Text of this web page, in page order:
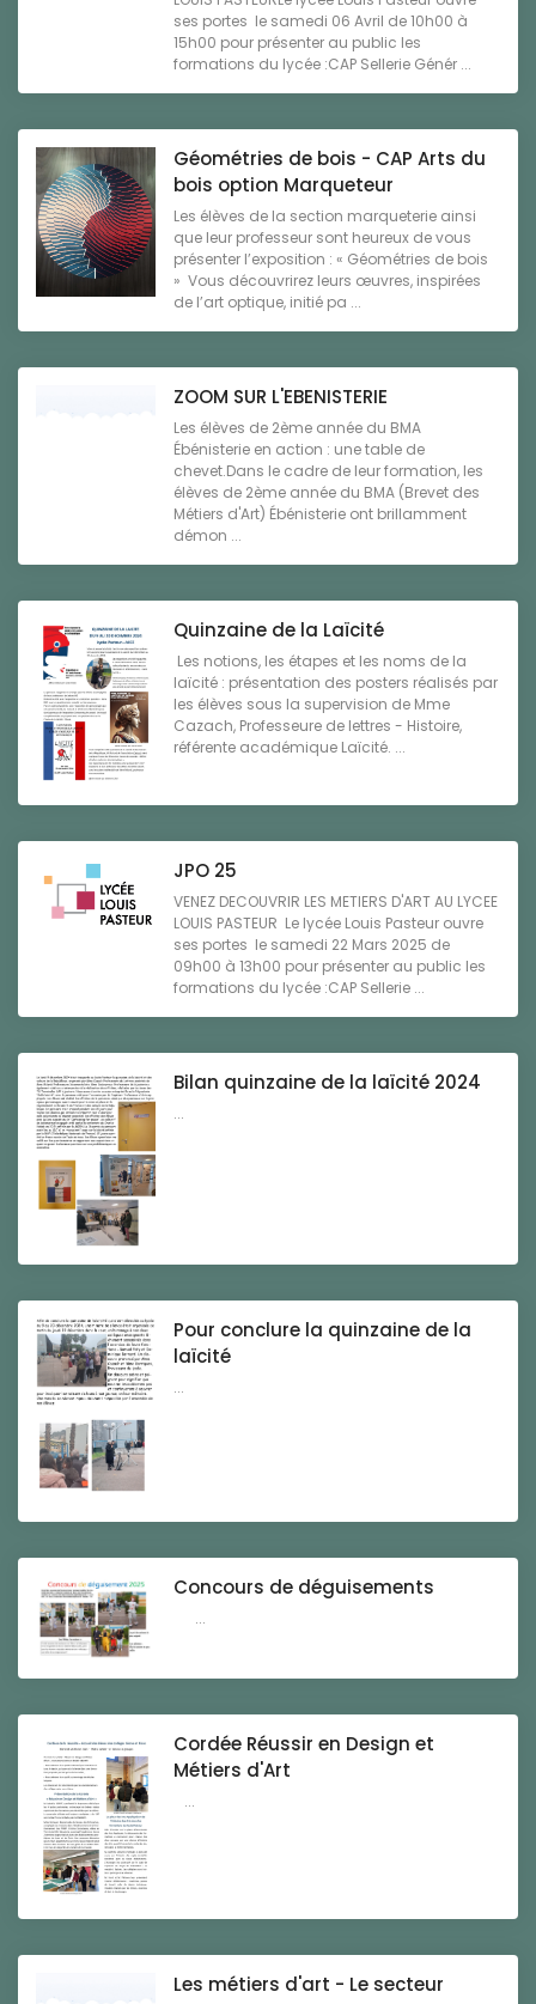
ses portes le samedi 06 Avril de 10h00 à
15h00 pour présenter au public les
formations du lycée :CAP Sellerie Génér ...
Géométries de bois - CAP Arts du
bois option Marqueteur
Les élèves de la section marqueterie ainsi
que leur professeur sont heureux de vous
présenter l’exposition : « Géométries de bois
» Vous découvrirez leurs œuvres, inspirées
de l’art optique, initié pa ...
ZOOM SUR L'EBENISTERIE
Les élèves de 2ème année du BMA
Ébénisterie en action : une table de
chevet.Dans le cadre de leur formation, les
élèves de 2ème année du BMA (Brevet des
Métiers d'Art) Ébénisterie ont brillamment
démon ...
Quinzaine de la Laïcité
Les notions, les étapes et les noms de la
laïcité : présentation des posters réalisés par
les élèves sous la supervision de Mme
Cazach, Professeure de lettres - Histoire,
référente académique Laïcité. ...
JPO 25
VENEZ DECOUVRIR LES METIERS D'ART AU LYCEE
LOUIS PASTEUR Le lycée Louis Pasteur ouvre
ses portes le samedi 22 Mars 2025 de
09h00 à 13h00 pour présenter au public les
formations du lycée :CAP Sellerie ...
Bilan quinzaine de la laïcité 2024
...
Pour conclure la quinzaine de la
laïcité
...
Concours de déguisements
...
Cordée Réussir en Design et
Métiers d'Art
...
Les métiers d'art - Le secteur